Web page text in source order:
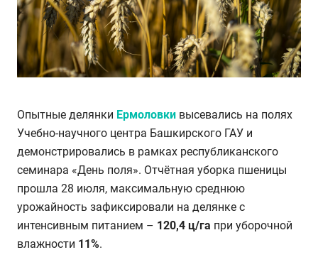
Опытные делянки Ермоловки высевались на полях
Учебно-научного центра Башкирского ГАУ и
демонстрировались в рамках республиканского
семинара «День поля». Отчётная уборка пшеницы
прошла 28 июля, максимальную среднюю
урожайность зафиксировали на делянке с
интенсивным питанием – 120,4 ц/га при уборочной
влажности 11%.